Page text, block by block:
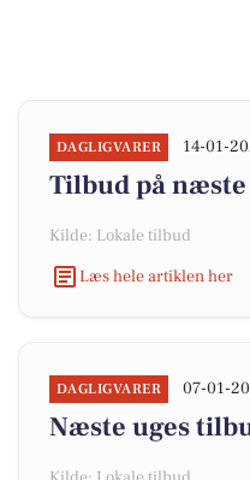
DAGLIGVARER 14-01-
Tilbud på
Kilde: Lokale tilbud
Læs hele artiklen her
DAGLIGVARER 07-01-
Næste uges